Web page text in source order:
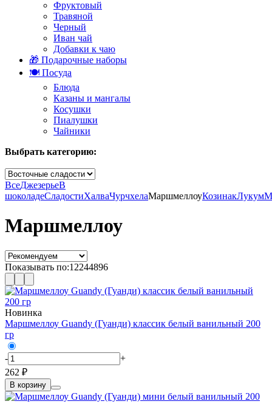
Фруктовый
Травяной
Черный
Иван чай
Добавки к чаю
🎁 Подарочные наборы
🍽️ Посуда
Блюда
Казаны и мангалы
Косушки
Пиалушки
Чайники
Выбрать категорию:
ВсеДжезерьеВ
шоколадеСладостиХалваЧурчхелаМаршмеллоуКозинакЛукум
Маршмеллоу
Показывать по:12244896
Новинка
Маршмеллоу Guandy (Гуанди) классик белый ванильный 200
гр
-
+
262 ₽
В корзину